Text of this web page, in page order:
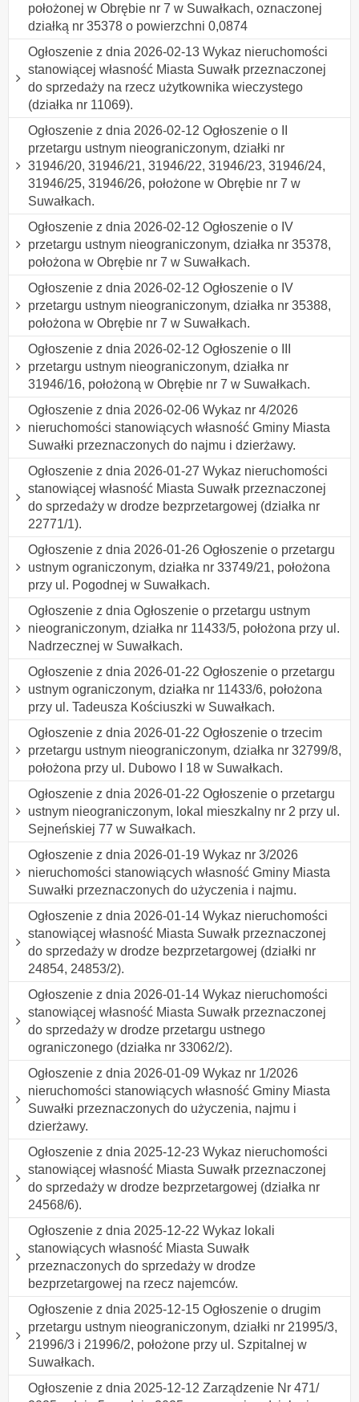
położonej w Obrębie nr 7 w Suwałkach, oznaczonej
działką nr 35378 o powierzchni 0,0874
Ogłoszenie z dnia 2026-02-13 Wykaz nieruchomości
stanowiącej własność Miasta Suwałk przeznaczonej
do sprzedaży na rzecz użytkownika wieczystego
(działka nr 11069).
Ogłoszenie z dnia 2026-02-12 Ogłoszenie o II
przetargu ustnym nieograniczonym, działki nr
31946/20, 31946/21, 31946/22, 31946/23, 31946/24,
31946/25, 31946/26, położone w Obrębie nr 7 w
Suwałkach.
Ogłoszenie z dnia 2026-02-12 Ogłoszenie o IV
przetargu ustnym nieograniczonym, działka nr 35378,
położona w Obrębie nr 7 w Suwałkach.
Ogłoszenie z dnia 2026-02-12 Ogłoszenie o IV
przetargu ustnym nieograniczonym, działka nr 35388,
położona w Obrębie nr 7 w Suwałkach.
Ogłoszenie z dnia 2026-02-12 Ogłoszenie o III
przetargu ustnym nieograniczonym, działka nr
31946/16, położoną w Obrębie nr 7 w Suwałkach.
Ogłoszenie z dnia 2026-02-06 Wykaz nr 4/2026
nieruchomości stanowiących własność Gminy Miasta
Suwałki przeznaczonych do najmu i dzierżawy.
Ogłoszenie z dnia 2026-01-27 Wykaz nieruchomości
stanowiącej własność Miasta Suwałk przeznaczonej
do sprzedaży w drodze bezprzetargowej (działka nr
22771/1).
Ogłoszenie z dnia 2026-01-26 Ogłoszenie o przetargu
ustnym ograniczonym, działka nr 33749/21, położona
przy ul. Pogodnej w Suwałkach.
Ogłoszenie z dnia Ogłoszenie o przetargu ustnym
nieograniczonym, działka nr 11433/5, położona przy ul.
Nadrzecznej w Suwałkach.
Ogłoszenie z dnia 2026-01-22 Ogłoszenie o przetargu
ustnym ograniczonym, działka nr 11433/6, położona
przy ul. Tadeusza Kościuszki w Suwałkach.
Ogłoszenie z dnia 2026-01-22 Ogłoszenie o trzecim
przetargu ustnym nieograniczonym, działka nr 32799/8,
położona przy ul. Dubowo I 18 w Suwałkach.
Ogłoszenie z dnia 2026-01-22 Ogłoszenie o przetargu
ustnym nieograniczonym, lokal mieszkalny nr 2 przy ul.
Sejneńskiej 77 w Suwałkach.
Ogłoszenie z dnia 2026-01-19 Wykaz nr 3/2026
nieruchomości stanowiących własność Gminy Miasta
Suwałki przeznaczonych do użyczenia i najmu.
Ogłoszenie z dnia 2026-01-14 Wykaz nieruchomości
stanowiącej własność Miasta Suwałk przeznaczonej
do sprzedaży w drodze bezprzetargowej (działki nr
24854, 24853/2).
Ogłoszenie z dnia 2026-01-14 Wykaz nieruchomości
stanowiącej własność Miasta Suwałk przeznaczonej
do sprzedaży w drodze przetargu ustnego
ograniczonego (działka nr 33062/2).
Ogłoszenie z dnia 2026-01-09 Wykaz nr 1/2026
nieruchomości stanowiących własność Gminy Miasta
Suwałki przeznaczonych do użyczenia, najmu i
dzierżawy.
Ogłoszenie z dnia 2025-12-23 Wykaz nieruchomości
stanowiącej własność Miasta Suwałk przeznaczonej
do sprzedaży w drodze bezprzetargowej (działka nr
24568/6).
Ogłoszenie z dnia 2025-12-22 Wykaz lokali
stanowiących własność Miasta Suwałk
przeznaczonych do sprzedaży w drodze
bezprzetargowej na rzecz najemców.
Ogłoszenie z dnia 2025-12-15 Ogłoszenie o drugim
przetargu ustnym nieograniczonym, działki nr 21995/3,
21996/3 i 21996/2, położone przy ul. Szpitalnej w
Suwałkach.
Ogłoszenie z dnia 2025-12-12 Zarządzenie Nr 471/